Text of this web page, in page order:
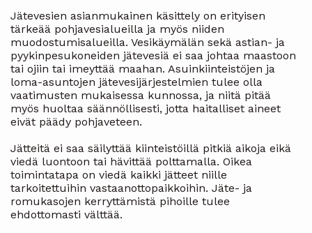
Jätevesien asianmukainen käsittely on erityisen
tärkeää pohjavesialueilla ja myös niiden
muodostumisalueilla. Vesikäymälän sekä astian- ja
pyykinpesukoneiden jätevesiä ei saa johtaa maastoon
tai ojiin tai imeyttää maahan. Asuinkiinteistöjen ja
loma-asuntojen jätevesijärjestelmien tulee olla
vaatimusten mukaisessa kunnossa, ja niitä pitää
myös huoltaa säännöllisesti, jotta haitalliset aineet
eivät päädy pohjaveteen.
Jätteitä ei saa säilyttää kiinteistöillä pitkiä aikoja eikä
viedä luontoon tai hävittää polttamalla. Oikea
toimintatapa on viedä kaikki jätteet niille
tarkoitettuihin vastaanottopaikkoihin. Jäte- ja
romukasojen kerryttämistä pihoille tulee
ehdottomasti välttää.